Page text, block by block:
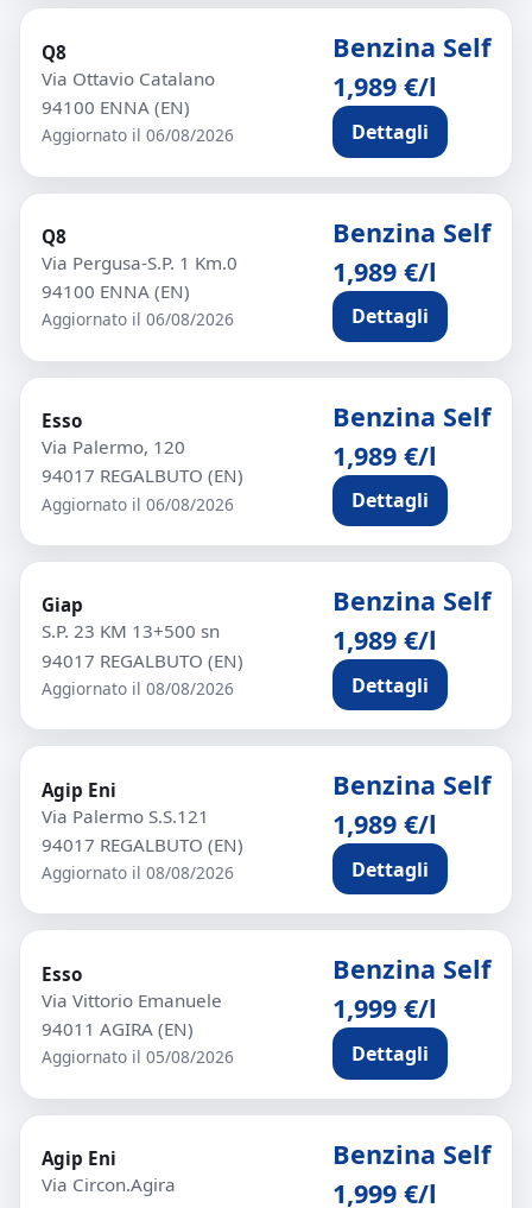
Q8
Via Ottavio Catalano
94100 ENNA (EN)
Aggiornato il 06/08/2026
Benzina Self
1,989 €/l
Dettagli
Q8
Via Pergusa-S.P. 1 Km.0
94100 ENNA (EN)
Aggiornato il 06/08/2026
Benzina Self
1,989 €/l
Dettagli
Esso
Via Palermo, 120
94017 REGALBUTO (EN)
Aggiornato il 06/08/2026
Benzina Self
1,989 €/l
Dettagli
Giap
S.P. 23 KM 13+500 sn
94017 REGALBUTO (EN)
Aggiornato il 08/08/2026
Benzina Self
1,989 €/l
Dettagli
Agip Eni
Via Palermo S.S.121
94017 REGALBUTO (EN)
Aggiornato il 08/08/2026
Benzina Self
1,989 €/l
Dettagli
Esso
Via Vittorio Emanuele
94011 AGIRA (EN)
Aggiornato il 05/08/2026
Benzina Self
1,999 €/l
Dettagli
Agip Eni
Via Circon.Agira
Benzina Self
1,999 €/l